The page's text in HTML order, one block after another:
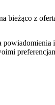
bieżąco z
powiadomienia